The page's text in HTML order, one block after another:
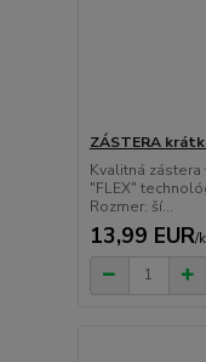
ZÁSTERA
Kvalitná
"FLEX"
Rozmer: ší...
13,99 EUR/